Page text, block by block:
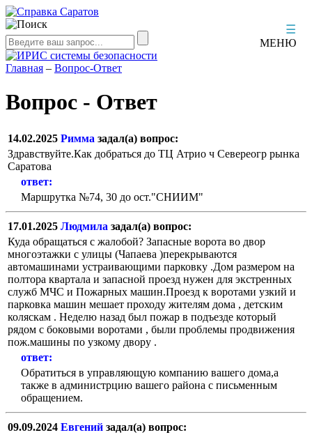
☰
МЕНЮ
Главная – Вопрос-Ответ
Вопрос - Ответ
14.02.2025 Римма задал(а) вопрос:
Здравствуйте.Как добраться до ТЦ Атрио ч Севереогр рынка
Саратова
ответ:
Маршрутка №74, 30 до ост."СНИИМ"
17.01.2025 Людмила задал(а) вопрос:
Куда обращаться с жалобой? Запасные ворота во двор
многоэтажки c улицы (Чапаева )перекрываются
автомашинами устраивающими парковку .Дом размером на
полтора квартала и запасной проезд нужен для экстренных
служб МЧС и Пожарных машин.Проезд к воротами узкий и
парковка машин мешает проходу жителям дома , детским
коляскам . Неделю назад был пожар в подъезде который
рядом с боковыми воротами , были проблемы продвижения
пож.машины по узкому двору .
ответ:
Обратиться в управляющую компанию вашего дома,а
также в администрцию вашего района с письменным
обращением.
09.09.2024 Евгений задал(а) вопрос: